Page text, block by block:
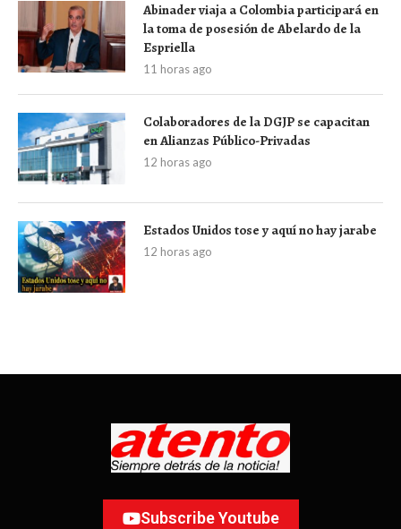
Abinader viaja a Colombia participará en
la toma de posesión de Abelardo de la
Espriella
11 horas ago
Colaboradores de la DGJP se capacitan
en Alianzas Público-Privadas
12 horas ago
Estados Unidos tose y aquí no hay jarabe
12 horas ago
Subscribe Youtube